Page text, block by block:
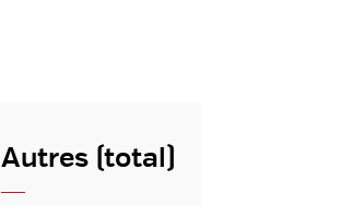
Autres (total)